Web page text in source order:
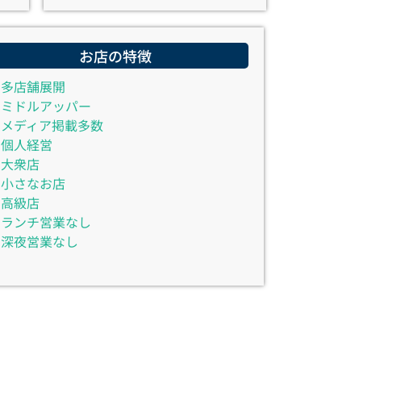
お店の特徴
多店舗展開
ミドルアッパー
メディア掲載多数
個人経営
大衆店
小さなお店
高級店
ランチ営業なし
深夜営業なし